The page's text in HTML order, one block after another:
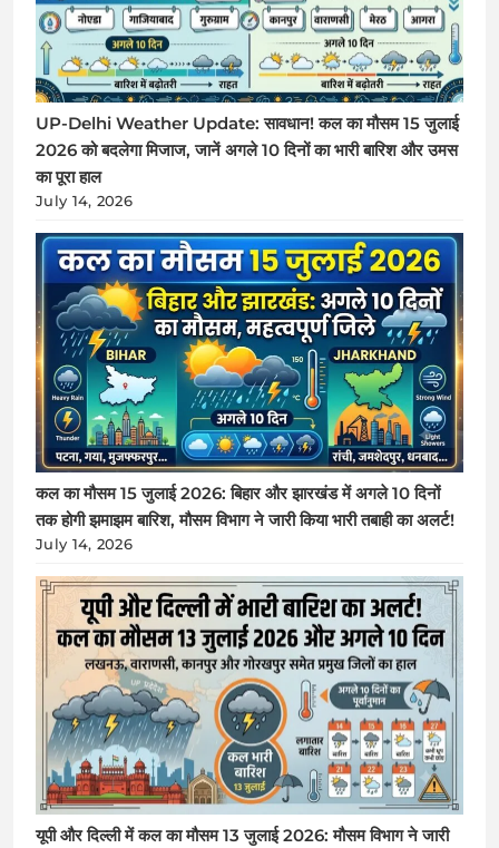
UP-Delhi Weather Update: सावधान! कल का मौसम 15 जुलाई
2026 को बदलेगा मिजाज, जानें अगले 10 दिनों का भारी बारिश और उमस
का पूरा हाल
July 14, 2026
कल का मौसम 15 जुलाई 2026: बिहार और झारखंड में अगले 10 दिनों
तक होगी झमाझम बारिश, मौसम विभाग ने जारी किया भारी तबाही का अलर्ट!
July 14, 2026
यूपी और दिल्ली में कल का मौसम 13 जुलाई 2026: मौसम विभाग ने जारी